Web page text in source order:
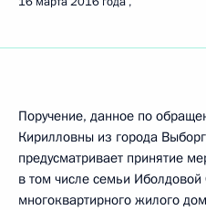
Поручение, данное по
Кирилловны из города
предусматривает принятие
в том числе семьи
многоквартирного жилого